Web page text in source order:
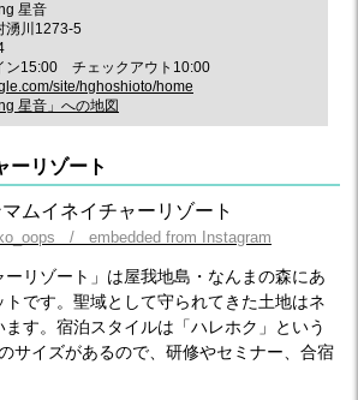
星音
湧川1273-5
ン15:00 チェックアウト10:00
site/hghoshioto/home
星音」への地図
ーリゾート
/ embedded from Instagram
ーリゾート」は屋我地島・なんまの森にあ
です。聖域として守られてきた土地はネ
す。宿泊スタイルは「ハレホク」という
サイズがあるので、研修やセミナー、合宿